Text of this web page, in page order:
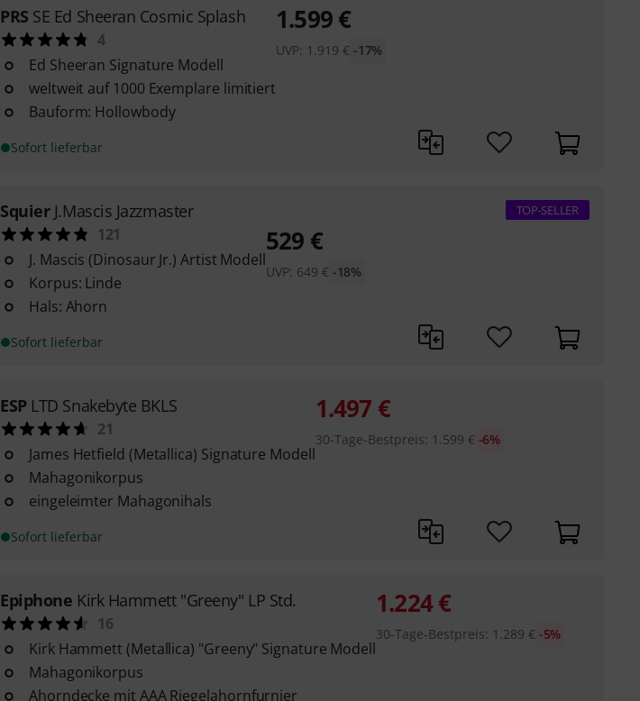
PRS SE Ed Sheeran Cosmic Splash
4
Ed Sheeran Signature Modell
weltweit auf 1000 Exemplare limitiert
Bauform: Hollowbody
Sofort lieferbar
1.599€
UVP: 1.919 € -17%
Squier J.Mascis Jazzmaster
121
J. Mascis (Dinosaur Jr.) Artist Modell
Korpus: Linde
Hals: Ahorn
Sofort lieferbar
TOP-SELLER
529 €
UVP: 649 € -18%
ESP LTD Snakebyte BKLS
21
James Hetfield (Metallica) Signature Modell
Mahagonikorpus
eingeleimter Mahagonihals
Sofort lieferbar
1.497 €
30-Tage-Bestpreis: 1.599 € -6%
Epiphone Kirk Hammett "Greeny" LP Std.
16
Kirk Hammett (Metallica) "Greeny" Signature Modell
Mahagonikorpus
Ahorndecke mit AAA Riegelahornfurnier
1.224€
30-Tage-Bestpreis: 1.289 € -5%